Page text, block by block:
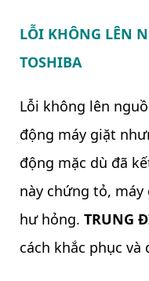
LỖI KHÔNG LÊN
TOSHIBA
Lỗi không lên
động máy giặt
động mặc dù đã
này chứng tỏ, máy
hư hỏng.TRUNG
cách khắc phục và